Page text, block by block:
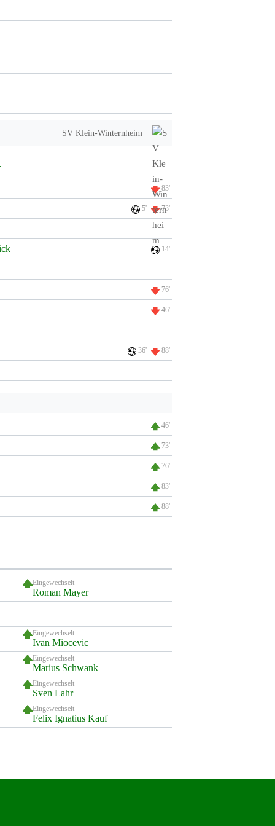
SV Klein-Winternheim
83'
5' 73'
14'
76'
46'
36' 88'
46'
73'
76'
83'
88'
Eingewechselt
Roman Mayer
Eingewechselt
Ivan Miocevic
Eingewechselt
Marius Schwank
Eingewechselt
Sven Lahr
Eingewechselt
Felix Ignatius Kauf